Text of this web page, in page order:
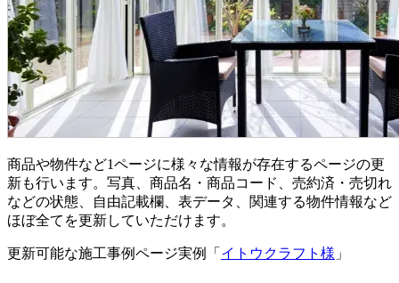
商品や物件など1ページに様々な情報が存在するページの更
新も行います。写真、商品名・商品コード、売約済・売切れ
などの状態、自由記載欄、表データ、関連する物件情報など
ほぼ全てを更新していただけます。
更新可能な施工事例ページ実例「 イトウクラフト様 」